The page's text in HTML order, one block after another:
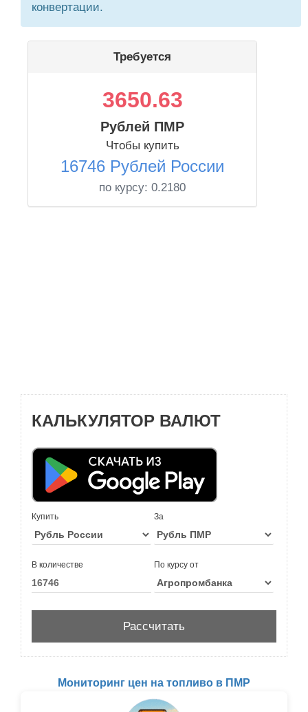
конвертации.
Требуется
3650.63
Рублей ПМР
Чтобы купить
16746 Рублей России
по курсу: 0.2180
КАЛЬКУЛЯТОР ВАЛЮТ
Купить За
В количестве По курсу от
Мониторинг цен на топливо в ПМР